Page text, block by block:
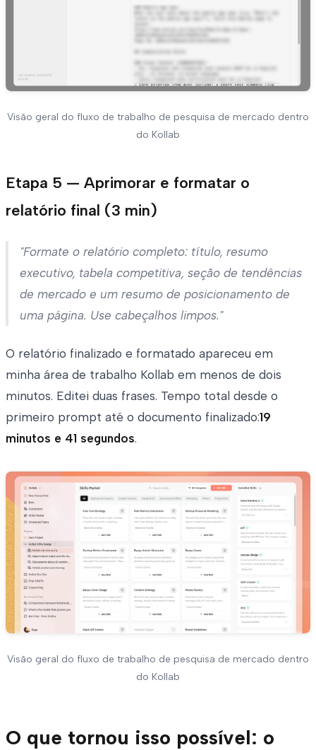
Visão geral do fluxo de trabalho de pesquisa de mercado dentro
do Kollab
Etapa 5 — Aprimorar e formatar o
relatório final (3 min)
"Formate o relatório completo: título, resumo
executivo, tabela competitiva, seção de tendências
de mercado e um resumo de posicionamento de
uma página. Use cabeçalhos limpos."
O relatório finalizado e formatado apareceu em
minha área de trabalho Kollab em menos de dois
minutos. Editei duas frases. Tempo total desde o
primeiro prompt até o documento finalizado:19
minutos e 41 segundos.
Visão geral do fluxo de trabalho de pesquisa de mercado dentro
do Kollab
O que tornou isso possível: o